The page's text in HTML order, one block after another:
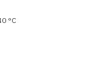
°С